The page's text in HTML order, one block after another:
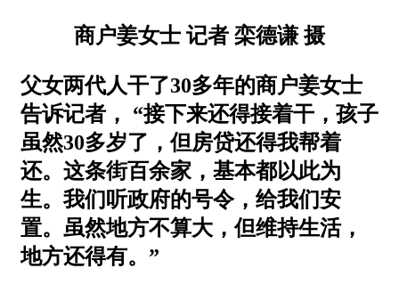
商户姜女士 记者 栾德谦 摄
父女两代人干了30多年的商户姜女士
告诉记者， “接下来还得接着干，孩子
虽然30多岁了，但房贷还得我帮着
还。这条街百余家，基本都以此为
生。我们听政府的号令，给我们安
置。虽然地方不算大，但维持生活，
地方还得有。”